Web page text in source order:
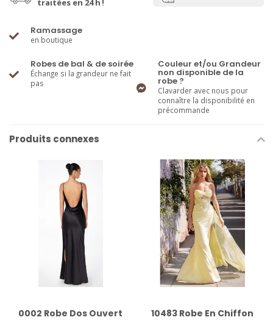
traitées en 24 h !
Ramassage
en boutique
Robes de bal & de soirée
Échange si la grandeur ne fait
pas
Couleur et/ou Grandeur
non disponible de la
robe ?
Clavarder avec nous pour
connaître la disponibilité en
précommande
Produits connexes
0002 Robe Dos Ouvert
10483 Robe En Chiffon